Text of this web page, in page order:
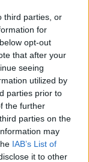
third parties, or
for
opt-out
that after your
seeing
utilized by
parties prior to
the further
parties on the
may
IAB’s List of
it to other
— 2:30 h
— 2:30 h
h
— 2:30 h
— 2:30 h
— 2:30 h